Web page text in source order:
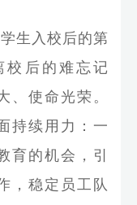
生入校后的第
校后的难忘记
、使命光荣。
持续用力：一
育的机会，引
，稳定员工队